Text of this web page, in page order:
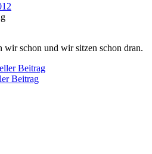
wir schon und wir sitzen schon dran.
Beitrag
Beitrag